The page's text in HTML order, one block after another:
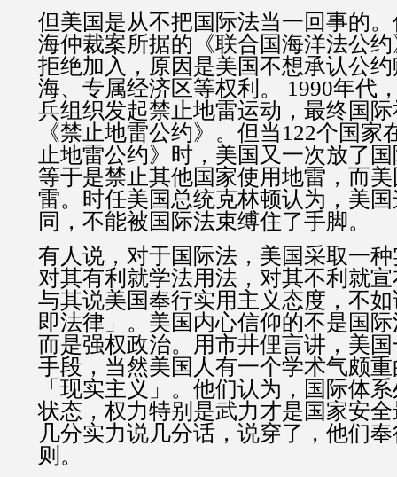
但美国是从不把国际法当一回事的
海仲裁案所据的《联合国海洋法公
拒绝加入，原因是美国不想承认公
海、专属经济区等权利。 1990年代
兵组织发起禁止地雷运动，最终国
《禁止地雷公约》。但当122个国家
止地雷公约》时，美国又一次放了
等于是禁止其他国家使用地雷，而
雷。时任美国总统克林顿认为，美
同，不能被国际法束缚住了手脚。
有人说，对于国际法，美国采取一
对其有利就学法用法，对其不利就
与其说美国奉行实用主义态度，不
即法律」。美国内心信仰的不是国
而是强权政治。用市井俚言讲，美
手段，当然美国人有一个学术气颇
「现实主义」。他们认为，国际体
状态，权力特别是武力才是国家安
几分实力说几分话，说穿了，他们
则。